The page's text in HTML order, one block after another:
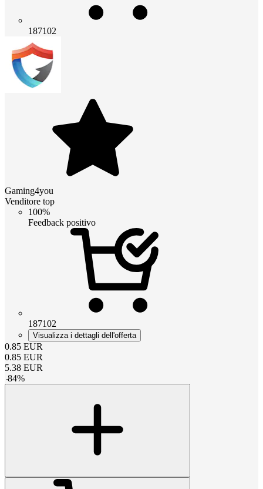
187102
Gaming4you
Venditore top
100%
Feedback positivo
187102
Visualizza i dettagli dell'offerta
0.85 EUR
0.85 EUR
5.38 EUR
-84%